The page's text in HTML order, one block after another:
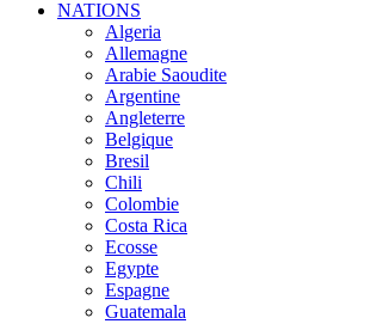
NATIONS
Algeria
Allemagne
Arabie Saoudite
Argentine
Angleterre
Belgique
Bresil
Chili
Colombie
Costa Rica
Ecosse
Egypte
Espagne
Guatemala